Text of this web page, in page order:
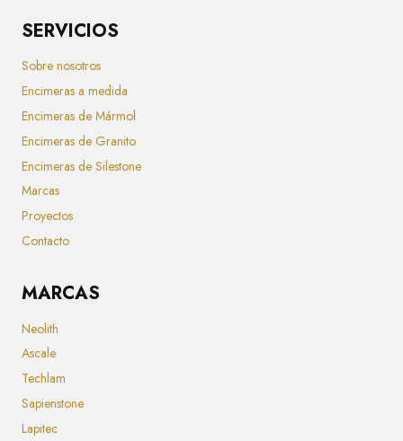
SERVICIOS
Sobre nosotros
Encimeras a medida
Encimeras de Mármol
Encimeras de Granito
Encimeras de Silestone
Marcas
Proyectos
Contacto
MARCAS
Neolith
Ascale
Techlam
Sapienstone
Lapitec